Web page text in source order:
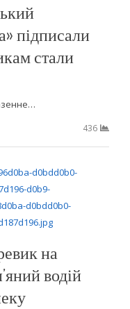
підписали
стали
436
на
водій